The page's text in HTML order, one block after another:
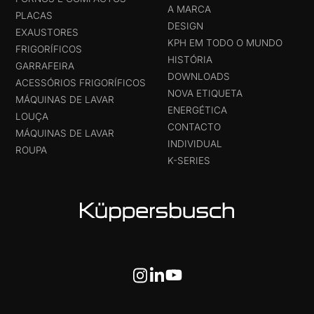
PLACAS
EXAUSTORES
FRIGORÍFICOS
GARRAFEIRA
ACESSÓRIOS FRIGORÍFICOS
MÁQUINAS DE LAVAR
LOUÇA
MÁQUINAS DE LAVAR
ROUPA
A MARCA
DESIGN
KPH EM TODO O MUNDO
HISTÓRIA
DOWNLOADS
NOVA ETIQUETA
ENERGÉTICA
CONTACTO
INDIVIDUAL
K-SERIES